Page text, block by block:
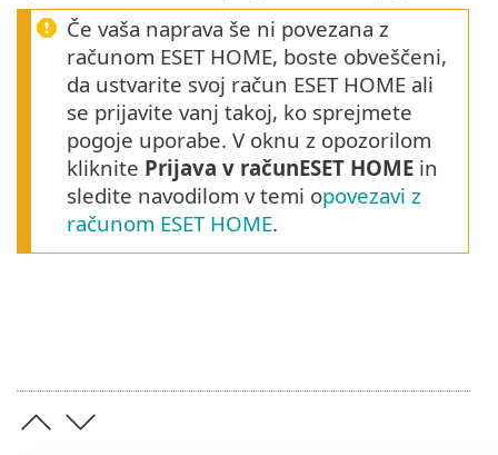
Če vaša naprava še ni povezana z
računom ESET HOME, boste obveščeni,
da ustvarite svoj račun ESET HOME ali
se prijavite vanj takoj, ko sprejmete
pogoje uporabe. V oknu z opozorilom
kliknite Prijava v računESET HOME in
sledite navodilom v temi opovezavi z
računom ESET HOME.